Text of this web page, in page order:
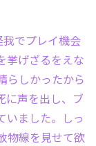
でプレイ機会
挙げざるをえな
らしかったから
に声を出し、ブ
いました。しっ
物線を見せて欲